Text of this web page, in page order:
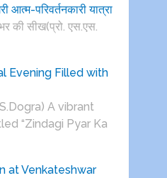
आत्म-परिवर्तनकारी यात्रा
की सीख(प्रो. एस.एस.
Evening Filled with
A vibrant
“Zindagi Pyar Ka
at Venkateshwar